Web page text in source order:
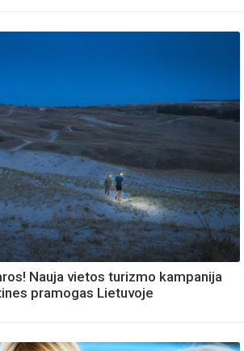
Nauja vietos turizmo kampanija
pramogas Lietuvoje